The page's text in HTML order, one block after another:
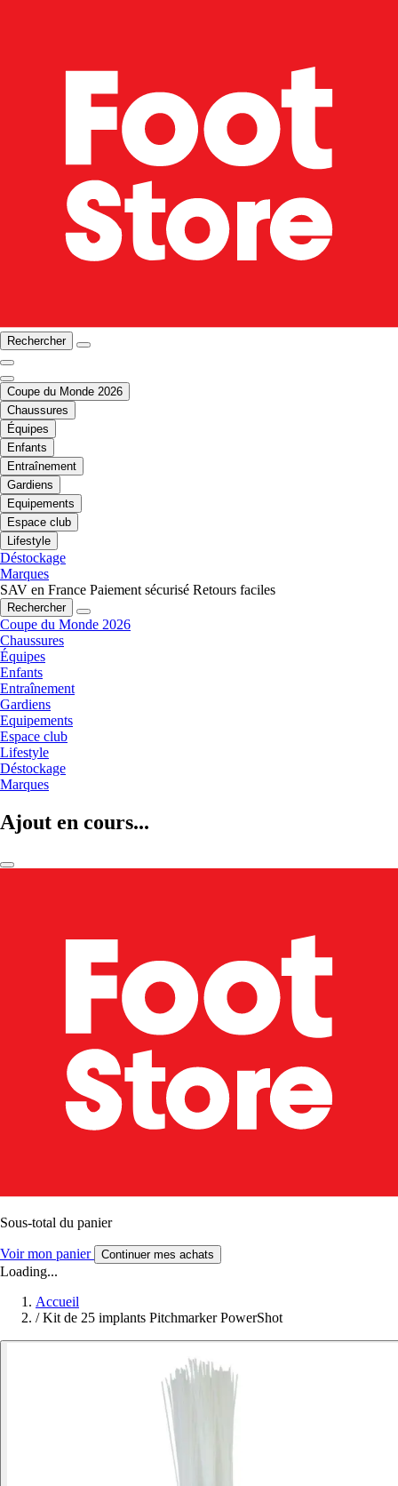
Rechercher
Coupe du Monde 2026
Chaussures
Équipes
Enfants
Entraînement
Gardiens
Equipements
Espace club
Lifestyle
Déstockage
Marques
SAV en France Paiement sécurisé Retours faciles
Rechercher
Coupe du Monde 2026
Chaussures
Équipes
Enfants
Entraînement
Gardiens
Equipements
Espace club
Lifestyle
Déstockage
Marques
Ajout en cours...
Sous-total du panier
Voir mon panier Continuer mes achats
Loading...
Accueil
/ Kit de 25 implants Pitchmarker PowerShot